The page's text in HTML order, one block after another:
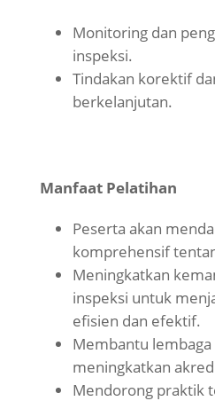
Monitoring dan
inspeksi.
Tindakan korektif
berkelanjutan.
Manfaat Pelatihan
Peserta akan
komprehensif
Meningkatkan
inspeksi untuk
efisien dan efektif.
Membantu
meningkatkan
Mendorong praktik